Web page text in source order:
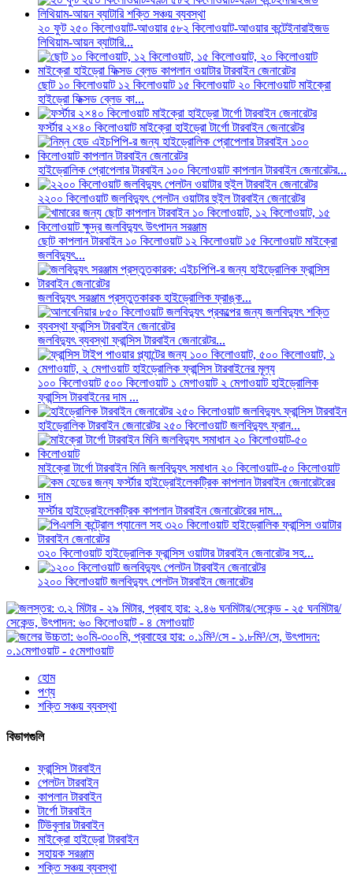
২০ ফুট ২৫০ কিলোওয়াট-আওয়ার ৫৮২ কিলোওয়াট-আওয়ার কন্টেইনারাইজড
লিথিয়াম-আয়ন ব্যাটারি...
ছোট ১০ কিলোওয়াট ১২ কিলোওয়াট ১৫ কিলোওয়াট ২০ কিলোওয়াট মাইক্রো
হাইড্রো ফিক্সড ব্লেড কা...
ফর্স্টার ২×৪০ কিলোওয়াট মাইক্রো হাইড্রো টার্গো টারবাইন জেনারেটর
হাইড্রোলিক প্রোপেলার টারবাইন ১০০ কিলোওয়াট কাপলান টারবাইন জেনারেটর...
২২০০ কিলোওয়াট জলবিদ্যুৎ পেলটন ওয়াটার হুইল টারবাইন জেনারেটর
ছোট কাপলান টারবাইন ১০ কিলোওয়াট ১২ কিলোওয়াট ১৫ কিলোওয়াট মাইক্রো
জলবিদ্যুৎ...
জলবিদ্যুৎ সরঞ্জাম প্রস্তুতকারক হাইড্রোলিক ফ্রাঙ্ক...
জলবিদ্যুৎ ব্যবস্থা ফ্রান্সিস টারবাইন জেনারেটর...
১০০ কিলোওয়াট ৫০০ কিলোওয়াট ১ মেগাওয়াট ২ মেগাওয়াট হাইড্রোলিক
ফ্রান্সিস টারবাইনের দাম ...
হাইড্রোলিক টারবাইন জেনারেটর ২৫০ কিলোওয়াট জলবিদ্যুৎ ফ্রান...
মাইক্রো টার্গো টারবাইন মিনি জলবিদ্যুৎ সমাধান ২০ কিলোওয়াট-৫০ কিলোওয়াট
ফর্স্টার হাইড্রোইলেকট্রিক কাপলান টারবাইন জেনারেটরের দাম...
৩২০ কিলোওয়াট হাইড্রোলিক ফ্রান্সিস ওয়াটার টারবাইন জেনারেটর সহ...
১২০০ কিলোওয়াট জলবিদ্যুৎ পেলটন টারবাইন জেনারেটর
হোম
পণ্য
শক্তি সঞ্চয় ব্যবস্থা
বিভাগগুলি
ফ্রান্সিস টারবাইন
পেলটন টারবাইন
কাপলান টারবাইন
টার্গো টারবাইন
টিউবুলার টারবাইন
মাইক্রো হাইড্রো টারবাইন
সহায়ক সরঞ্জাম
শক্তি সঞ্চয় ব্যবস্থা